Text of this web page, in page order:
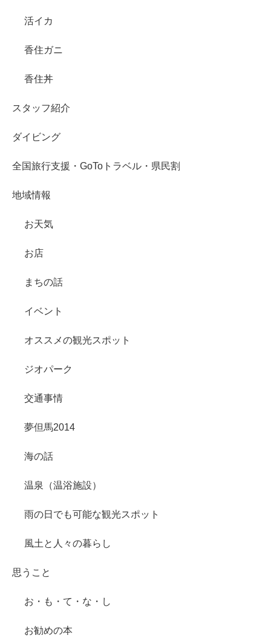
活イカ
香住ガニ
香住丼
スタッフ紹介
ダイビング
全国旅行支援・GoToトラベル・県民割
地域情報
お天気
お店
まちの話
イベント
オススメの観光スポット
ジオパーク
交通事情
夢但馬2014
海の話
温泉（温浴施設）
雨の日でも可能な観光スポット
風土と人々の暮らし
思うこと
お・も・て・な・し
お勧めの本